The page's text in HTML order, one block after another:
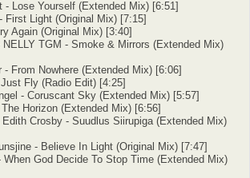
- Lose Yourself (Extended Mix) [6:51]
First Light (Original Mix) [7:15]
Again (Original Mix) [3:40]
TGM - Smoke & Mirrors (Extended Mix)
From Nowhere (Extended Mix) [6:06]
Fly (Radio Edit) [4:25]
- Coruscant Sky (Extended Mix) [5:57]
Horizon (Extended Mix) [6:56]
Crosby - Suudlus Siirupiga (Extended Mix)
- Believe In Light (Original Mix) [7:47]
God Decide To Stop Time (Extended Mix)